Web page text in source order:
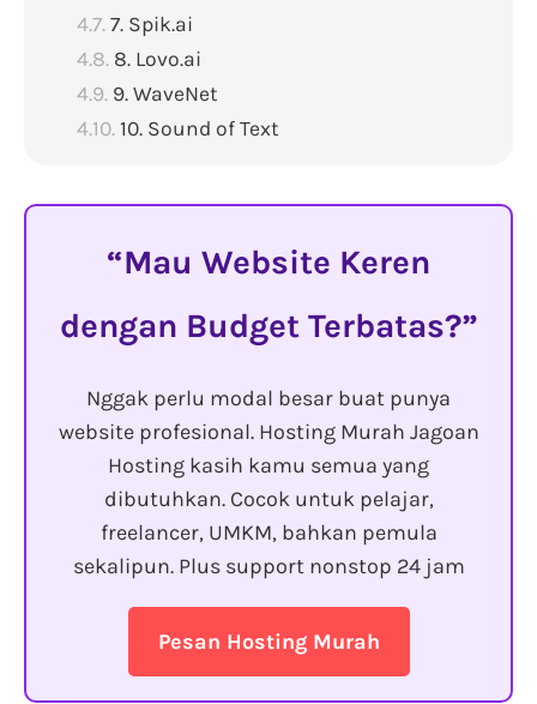
7. Spik.ai
8. Lovo.ai
9. WaveNet
10. Sound of Text
Mau Website Keren
dengan Budget Terbatas?
Nggak perlu modal besar buat punya
website profesional. Hosting Murah Jagoan
Hosting kasih kamu semua yang
dibutuhkan. Cocok untuk pelajar,
freelancer, UMKM, bahkan pemula
sekalipun. Plus support nonstop 24 jam
Pesan Hosting Murah